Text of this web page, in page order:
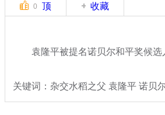
0 顶 收藏
袁隆平被提名诺贝尔和平奖候选
关键词：杂交水稻之父 袁隆平 诺贝